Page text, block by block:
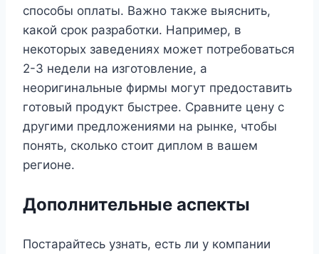
способы оплаты. Важно также выяснить,
какой срок разработки. Например, в
некоторых заведениях может потребоваться
2-3 недели на изготовление, а
неоригинальные фирмы могут предоставить
готовый продукт быстрее. Сравните цену с
другими предложениями на рынке, чтобы
понять, сколько стоит диплом в вашем
регионе.
Дополнительные аспекты
Постарайтесь узнать, есть ли у компании